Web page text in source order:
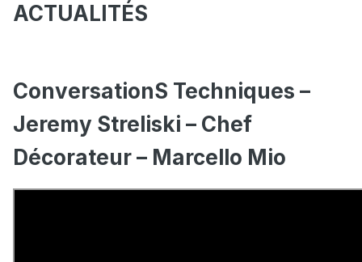
ACTUALITÉS
ConversationS Techniques –
Jeremy Streliski – Chef
Décorateur – Marcello Mio